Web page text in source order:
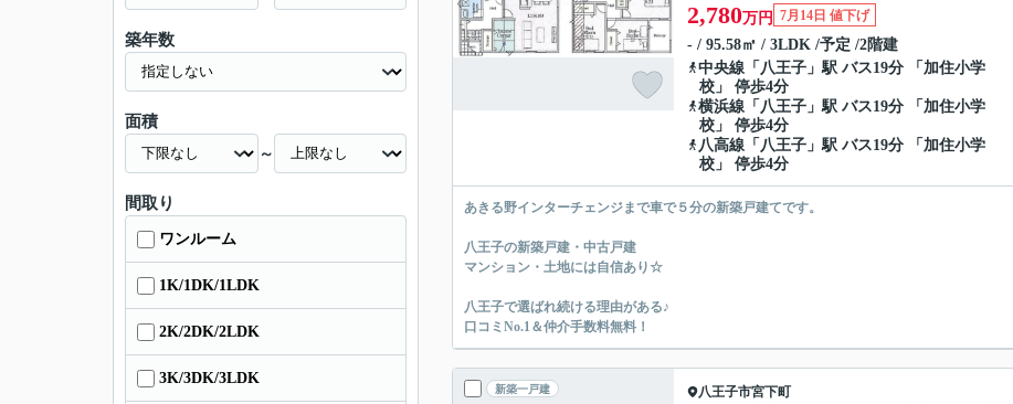
2,780万円 7月14日 値下げ
- / 95.58㎡ / 3LDK /予定 /2階建
中央線 「 八王子 」駅 バス19分 「加住小学
校」 停歩4分
横浜線 「 八王子 」駅 バス19分 「加住小学
校」 停歩4分
八高線 「 八王子 」駅 バス19分 「加住小学
校」 停歩4分
あきる野インターチェンジまで車で５分の新築戸建てです。
八王子の新築戸建・中古戸建
マンション・土地には自信あり☆
八王子で選ばれ続ける理由がある♪
口コミNo.1＆仲介手数料無料！
新築一戸建 八王子市宮下町
築年数
面積
～
間取り
ワンルーム
1K/1DK/1LDK
2K/2DK/2LDK
3K/3DK/3LDK